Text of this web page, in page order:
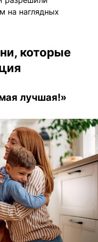
на наглядных
которые
лучшая!»